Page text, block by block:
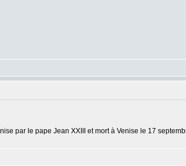
par le pape Jean XXIII et mort à Venise le 17